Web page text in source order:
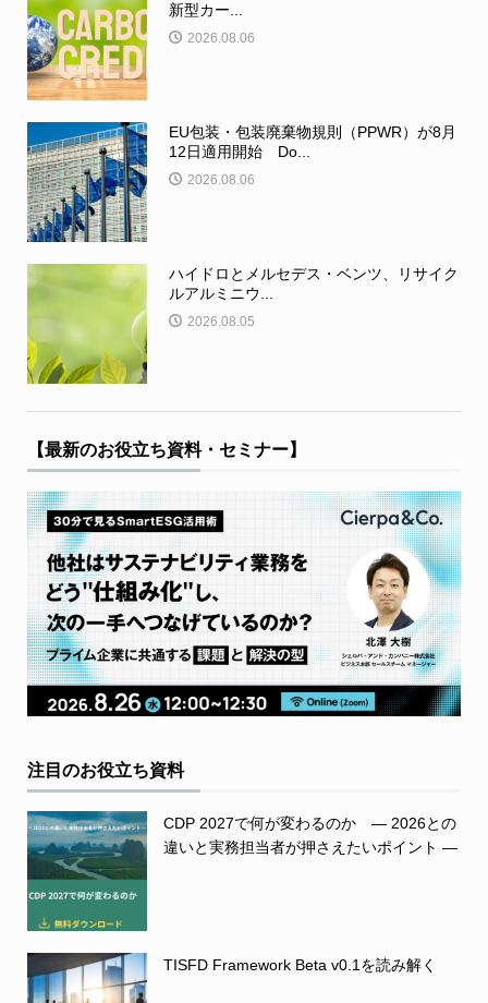
新型カー...
2026.08.06
EU包装・包装廃棄物規則（PPWR）が8月
12日適用開始 Do...
2026.08.06
ハイドロとメルセデス・ベンツ、リサイク
ルアルミニウ...
2026.08.05
【最新のお役立ち資料・セミナー】
注目のお役立ち資料
CDP 2027で何が変わるのか ― 2026との
違いと実務担当者が押さえたいポイント ―
TISFD Framework Beta v0.1を読み解く